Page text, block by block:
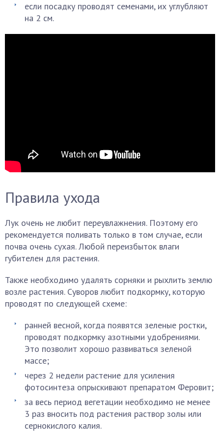
если посадку проводят семенами, их углубляют
на 2 см.
Правила ухода
Лук очень не любит переувлажнения. Поэтому его
рекомендуется поливать только в том случае, если
почва очень сухая. Любой переизбыток влаги
губителен для растения.
Также необходимо удалять сорняки и рыхлить землю
возле растения. Суворов любит подкормку, которую
проводят по следующей схеме:
ранней весной, когда появятся зеленые ростки,
проводят подкормку азотными удобрениями.
Это позволит хорошо развиваться зеленой
массе;
через 2 недели растение для усиления
фотосинтеза опрыскивают препаратом Феровит;
за весь период вегетации необходимо не менее
3 раз вносить под растения раствор золы или
сернокислого калия.